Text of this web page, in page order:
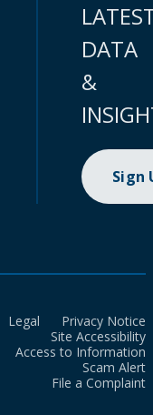
DATA
&
Sign
Legal
Privacy Notice
Site Accessibility
Access to Information
Scam Alert
File a Complaint